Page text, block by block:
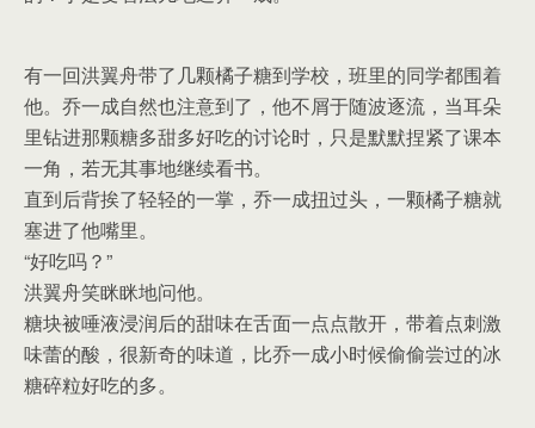
有一回洪翼舟带了几颗橘子糖到学校，班里的同学都围着
他。乔一成自然也注意到了，他不屑于随波逐流，当耳朵
里钻进那颗糖多甜多好吃的讨论时，只是默默捏紧了课本
一角，若无其事地继续看书。
直到后背挨了轻轻的一掌，乔一成扭过头，一颗橘子糖就
塞进了他嘴里。
“好吃吗？”
洪翼舟笑眯眯地问他。
糖块被唾液浸润后的甜味在舌面一点点散开，带着点刺激
味蕾的酸，很新奇的味道，比乔一成小时候偷偷尝过的冰
糖碎粒好吃的多。